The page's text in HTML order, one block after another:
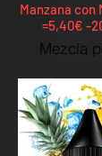
Manzana con
=5,40€ -
Mezcla
que